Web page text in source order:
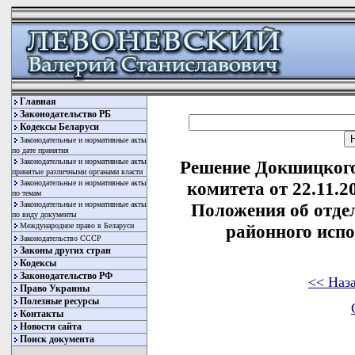
Главная
Законодательство РБ
Кодексы Беларуси
Законодательные и нормативные акты
по дате принятия
Законодательные и нормативные акты
принятые различными органами власти
Законодательные и нормативные акты
по темам
Законодательные и нормативные акты
по виду документы
Международное право в Беларуси
Законодательство СССР
Законы других стран
Кодексы
Законодательство РФ
Право Украины
Полезные ресурсы
Контакты
Новости сайта
Поиск документа
Решение
комитета от
Положения об
районного
<<